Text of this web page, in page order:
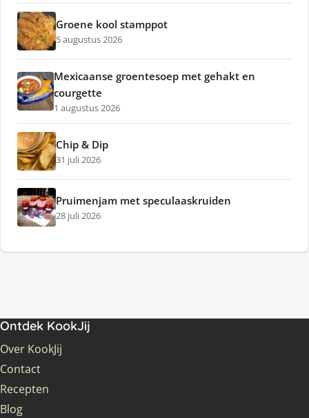
Groene kool stamppot
5 augustus 2026
Mexicaanse groentesoep met gehakt en
courgette
1 augustus 2026
Chip & Dip
31 juli 2026
Pruimenjam met speculaaskruiden
28 juli 2026
Ontdek KookJij
Over KookJij
Contact
Recepten
Blog